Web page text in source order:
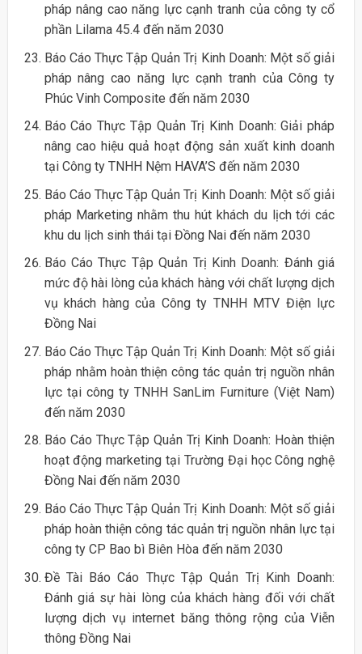
pháp nâng cao năng lực cạnh tranh của công ty cổ
phần Lilama 45.4 đến năm 2030
Báo Cáo Thực Tập Quản Trị Kinh Doanh: Một số giải
pháp nâng cao năng lực cạnh tranh của Công ty
Phúc Vinh Composite đến năm 2030
Báo Cáo Thực Tập Quản Trị Kinh Doanh: Giải pháp
nâng cao hiệu quả hoạt động sản xuất kinh doanh
tại Công ty TNHH Nệm HAVA’S đến năm 2030
Báo Cáo Thực Tập Quản Trị Kinh Doanh: Một số giải
pháp Marketing nhằm thu hút khách du lịch tới các
khu du lịch sinh thái tại Đồng Nai đến năm 2030
Báo Cáo Thực Tập Quản Trị Kinh Doanh: Đánh giá
mức độ hài lòng của khách hàng với chất lượng dịch
vụ khách hàng của Công ty TNHH MTV Điện lực
Đồng Nai
Báo Cáo Thực Tập Quản Trị Kinh Doanh: Một số giải
pháp nhằm hoàn thiện công tác quản trị nguồn nhân
lực tại công ty TNHH SanLim Furniture (Việt Nam)
đến năm 2030
Báo Cáo Thực Tập Quản Trị Kinh Doanh: Hoàn thiện
hoạt động marketing tại Trường Đại học Công nghệ
Đồng Nai đến năm 2030
Báo Cáo Thực Tập Quản Trị Kinh Doanh: Một số giải
pháp hoàn thiện công tác quản trị nguồn nhân lực tại
công ty CP Bao bì Biên Hòa đến năm 2030
Đề Tài Báo Cáo Thực Tập Quản Trị Kinh Doanh:
Đánh giá sự hài lòng của khách hàng đối với chất
lượng dịch vụ internet băng thông rộng của Viễn
thông Đồng Nai